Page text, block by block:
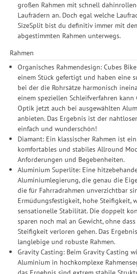
großen Rahmen mit schnell
Laufrädern an. Doch egal welche
SizeSplit bist du definitiv immer mit
abgestimmten Rahmen unterwegs.
Rahmen
Organisches Rahmendesign: Cubes
einem Stück gefertigt und haben eine
bei der die Rohrsätze harmonisch
einem speziellen Schleifverfahren kann
Optik jetzt auch bei ausgewählten
anbieten. Das Ergebnis ist der
einfach und wunderschön!
Diamant: Ein klassischer Rahmen ist
komfortables und stabiles Allround
Anforderungen und Begebenheiten.
Aluminium Superlite: Eine
Aluminiumlegierung, die genau die
die für Fahrradrahmen unverzichtbar
Ermüdungsfestigkeit, hohe Steifigkeit,
sensationelle Stabilität. Die doppelt
sparen noch mal an Gewicht, ohne
Steifigkeit verloren gehen. Das
langlebige und robuste Rahmen.
Gravity Casting: Beim Gravity Casting
Aluminium in hochkomplexe